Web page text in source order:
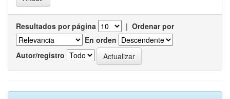
Resultados por página | Ordenar por
En orden
Autor/registro